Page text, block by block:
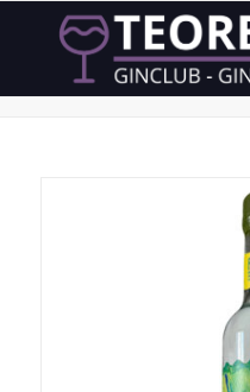
Producto